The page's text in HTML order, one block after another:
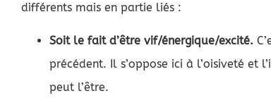
différents mais en partie liés :
Soit le fait d’être vif/énergique/excité.
précédent. Il s’oppose ici à l’oisiveté et
peut l’être.